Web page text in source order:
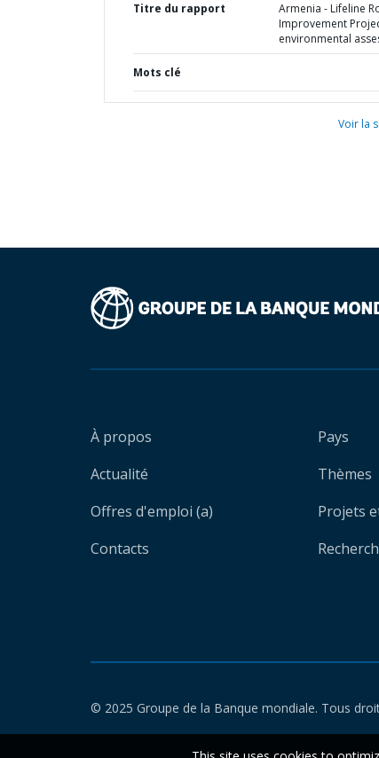
Titre du rapport
Armenia - Lifeline
Improvement
environmental
Mots clé
Voir la
À propos
Actualité
Offres d'emploi (a)
Contacts
Pays
Thèmes
Projets
© 2025 Groupe de la Banque mondiale. Tous